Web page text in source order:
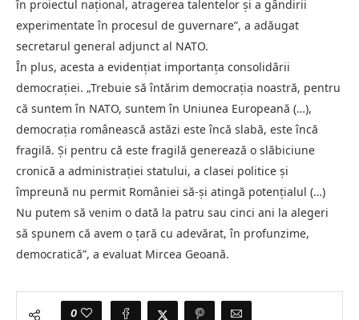
în proiectul național, atragerea talentelor și a gândirii
experimentate în procesul de guvernare”, a adăugat
secretarul general adjunct al NATO.
În plus, acesta a evidențiat importanța consolidării
democrației. „Trebuie să întărim democrația noastră, pentru
că suntem în NATO, suntem în Uniunea Europeană (…),
democrația românească astăzi este încă slabă, este încă
fragilă. Și pentru că este fragilă generează o slăbiciune
cronică a administrației statului, a clasei politice și
împreună nu permit României să-și atingă potențialul (…)
Nu putem să venim o dată la patru sau cinci ani la alegeri
să spunem că avem o țară cu adevărat, în profunzime,
democratică”, a evaluat Mircea Geoană.
0